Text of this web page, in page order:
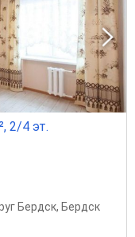
2/4 эт.
Бердск, Бердск